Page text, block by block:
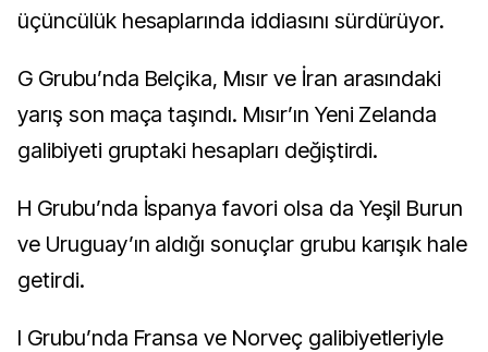
üçüncülük hesaplarında iddiasını sürdürüyor.
G Grubu’nda Belçika, Mısır ve İran arasındaki
yarış son maça taşındı. Mısır’ın Yeni Zelanda
galibiyeti gruptaki hesapları değiştirdi.
H Grubu’nda İspanya favori olsa da Yeşil Burun
ve Uruguay’ın aldığı sonuçlar grubu karışık hale
getirdi.
I Grubu’nda Fransa ve Norveç galibiyetleriyle